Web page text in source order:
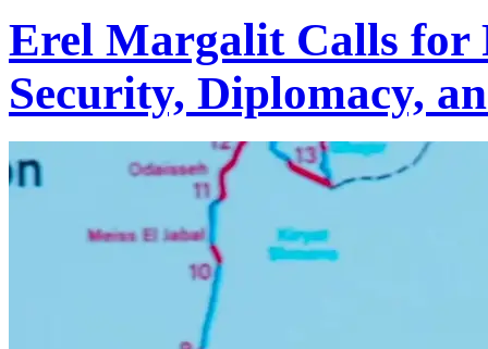
Erel Margalit Calls for
Security, Diplomacy,